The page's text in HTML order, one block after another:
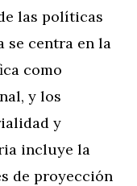
las políticas
se centra en la
como
y los
y
incluye la
de proyección